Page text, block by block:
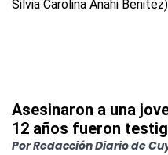
Asesinaron a una
12 años fueron
PorRedacción Diario de